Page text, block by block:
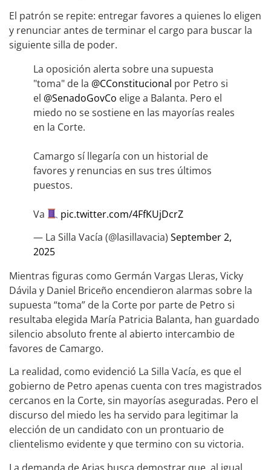
El patrón se repite: entregar favores a quienes lo eligen
y renunciar antes de terminar el cargo para buscar la
siguiente silla de poder.
La oposición alerta sobre una supuesta
"toma" de la @CConstitucional por Petro si
el @SenadoGovCo elige a Balanta. Pero el
miedo no se sostiene en las mayorías reales
en la Corte.
Camargo sí llegaría con un historial de
favores y renuncias en sus tres últimos
puestos.
Va
pic.twitter.com/4FfKUjDcrZ
— La Silla Vacía (@lasillavacia) September 2,
2025
Mientras figuras como Germán Vargas Lleras, Vicky
Dávila y Daniel Briceño encendieron alarmas sobre la
supuesta “toma” de la Corte por parte de Petro si
resultaba elegida María Patricia Balanta, han guardado
silencio absoluto frente al abierto intercambio de
favores de Camargo.
La realidad, como evidenció La Silla Vacía, es que el
gobierno de Petro apenas cuenta con tres magistrados
cercanos en la Corte, sin mayorías aseguradas. Pero el
discurso del miedo les ha servido para legitimar la
elección de un candidato con un prontuario de
clientelismo evidente y que termino con su victoria.